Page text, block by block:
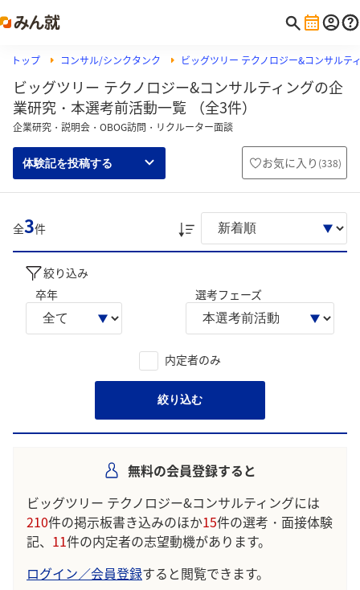
トップ コンサル/シンクタンク ビッグツリー テクノロジー&コンサルテ
ビッグツリー テクノロジー&コンサルティングの企
業研究・本選考前活動一覧 （全3件）
企業研究・説明会・OBOG訪問・リクルーター面談
体験記を投稿する お気に入り (338)
全3件
絞り込み
卒年
選考フェーズ
内定者のみ
絞り込む
無料の会員登録すると
ビッグツリー テクノロジー&コンサルティングには
210件の掲示板書き込みのほか15件の選考・面接体験
記、 11件の内定者の志望動機があります。
ログイン／会員登録すると閲覧できます。